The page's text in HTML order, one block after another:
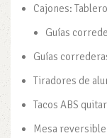
Cajones:
Guías
Guías
Tiradores de
Tacos ABS
Mesa